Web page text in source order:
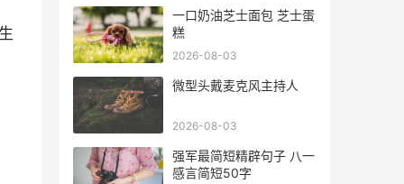
一口奶油芝士面包 芝士蛋
糕
2026-08-03
微型头戴麦克风主持人
2026-08-03
强军最简短精辟句子 八一
感言简短50字